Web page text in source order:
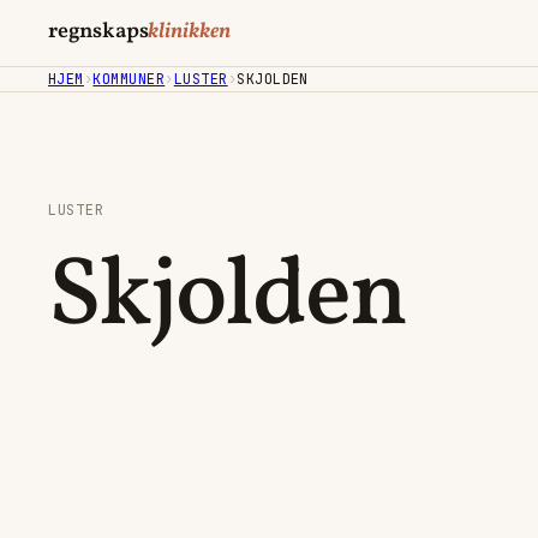
regnskapsklinikken
HJEM ›KOMMUNER›LUSTER ›SKJOLDEN
LUSTER
Skjolden